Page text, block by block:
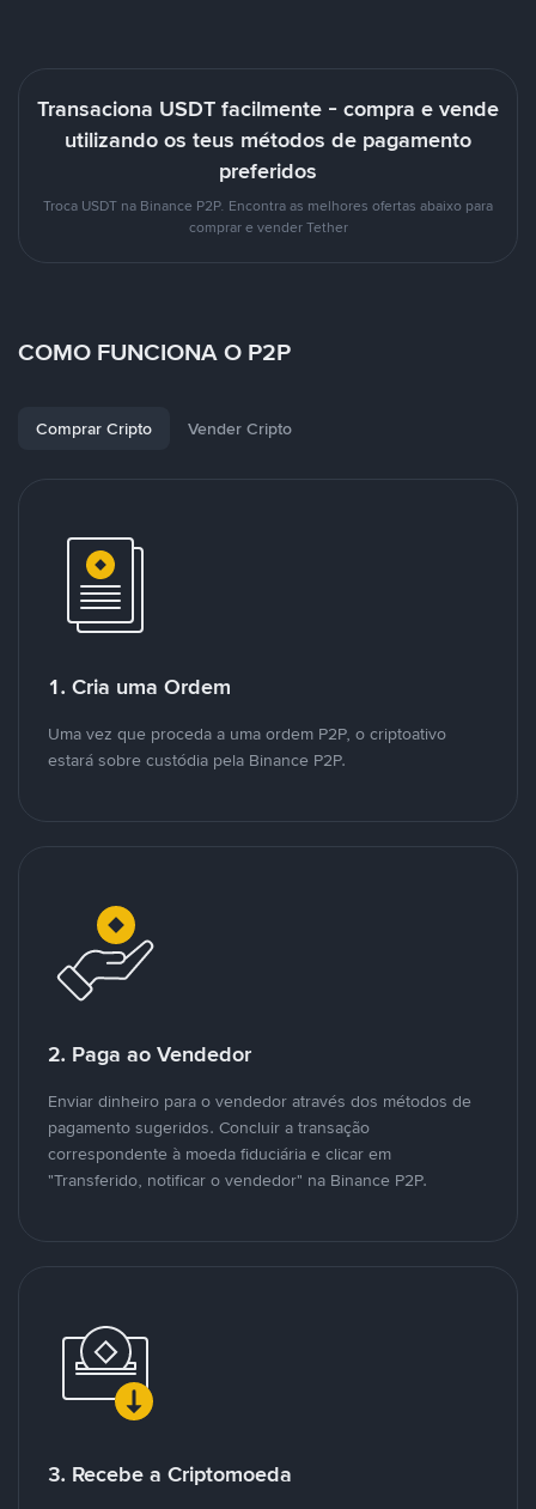
Transaciona USDT facilmente - compra e vende
utilizando os teus métodos de pagamento
preferidos
Troca USDT na Binance P2P. Encontra as melhores ofertas abaixo para
comprar e vender Tether
COMO FUNCIONA O P2P
Comprar Cripto Vender Cripto
1. Cria uma Ordem
Uma vez que proceda a uma ordem P2P, o criptoativo
estará sobre custódia pela Binance P2P.
2. Paga ao Vendedor
Enviar dinheiro para o vendedor através dos métodos de
pagamento sugeridos. Concluir a transação
correspondente à moeda fiduciária e clicar em
"Transferido, notificar o vendedor" na Binance P2P.
3. Recebe a Criptomoeda